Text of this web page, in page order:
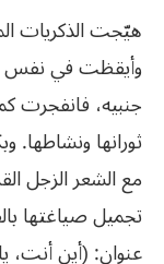
هيّجت الذكريات
وأيقظت في نفس
جنبيه، فانفجرت
ثورانها
مع الشعر الزجل
تجميل صياغتها
عنوان: (أين أنت،